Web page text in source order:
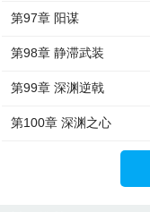
第97章 阳谋
第98章 静滞武装
第99章 深渊逆戟
第100章 深渊之心